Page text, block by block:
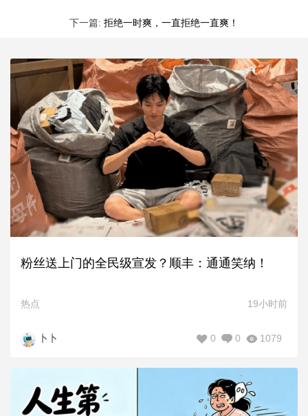
下一篇: 拒绝一时爽，一直拒绝一直爽！
粉丝送上门的全民级宣发？顺丰：通通笑纳！
热点 19小时前
卜卜 1079
0
0